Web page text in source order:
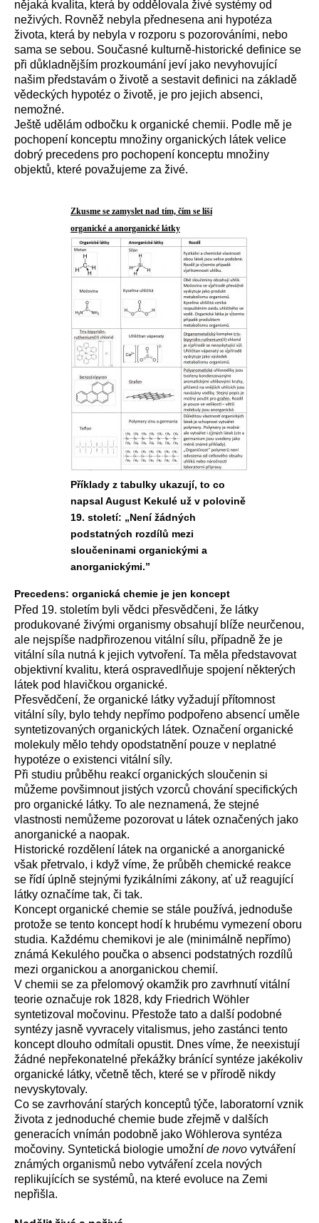
nějaká kvalita, která by oddělovala živé systémy od
neživých. Rovněž nebyla přednesena ani hypotéza
života, která by nebyla v rozporu s pozorováními, nebo
sama se sebou. Současné kulturně-historické definice se
při důkladnějším prozkoumání jeví jako nevyhovující
našim představám o životě a sestavit definici na základě
vědeckých hypotéz o životě, je pro jejich absenci,
nemožné.
Ještě udělám odbočku k organické chemii. Podle mě je
pochopení konceptu množiny organických látek velice
dobrý precedens pro pochopení konceptu množiny
objektů, které považujeme za živé.
Zkusme se zamyslet nad tím, čím se liší
organické a anorganické látky
Příklady z tabulky ukazují, to co
napsal August Kekulé už v polovině
19. století: „Není žádných
podstatných rozdílů mezi
sloučeninami organickými a
anorganickými.”
Precedens: organická chemie je jen koncept
Před 19. stoletím byli vědci přesvědčeni, že látky
produkované živými organismy obsahují blíže neurčenou,
ale nejspíše nadpřirozenou vitální sílu, případně že je
vitální síla nutná k jejich vytvoření. Ta měla představovat
objektivní kvalitu, která ospravedlňuje spojení některých
látek pod hlavičkou organické.
Přesvědčení, že organické látky vyžadují přítomnost
vitální síly, bylo tehdy nepřímo podpořeno absencí uměle
syntetizovaných organických látek. Označení organické
molekuly mělo tehdy opodstatnění pouze v neplatné
hypotéze o existenci vitální síly.
Při studiu průběhu reakcí organických sloučenin si
můžeme povšimnout jistých vzorců chování specifických
pro organické látky. To ale neznamená, že stejné
vlastnosti nemůžeme pozorovat u látek označených jako
anorganické a naopak.
Historické rozdělení látek na organické a anorganické
však přetrvalo, i když víme, že průběh chemické reakce
se řídí úplně stejnými fyzikálními zákony, ať už reagující
látky označíme tak, či tak.
Koncept organické chemie se stále používá, jednoduše
protože se tento koncept hodí k hrubému vymezení oboru
studia. Každému chemikovi je ale (minimálně nepřímo)
známá Kekulého poučka o absenci podstatných rozdílů
mezi organickou a anorganickou chemií.
V chemii se za přelomový okamžik pro zavrhnutí vitální
teorie označuje rok 1828, kdy Friedrich Wöhler
syntetizoval močovinu. Přestože tato a další podobné
syntézy jasně vyvracely vitalismus, jeho zastánci tento
koncept dlouho odmítali opustit. Dnes víme, že neexistují
žádné nepřekonatelné překážky bránící syntéze jakékoliv
organické látky, včetně těch, které se v přírodě nikdy
nevyskytovaly.
Co se zavrhování starých konceptů týče, laboratorní vznik
života z jednoduché chemie bude zřejmě v dalších
generacích vnímán podobně jako Wöhlerova syntéza
močoviny. Syntetická biologie umožní de novo vytváření
známých organismů nebo vytváření zcela nových
replikujících se systémů, na které evoluce na Zemi
nepřišla.